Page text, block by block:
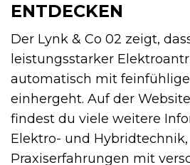
ENTDECKEN
Der Lynk & Co 02 zeigt,
leistungsstarker
automatisch mit
einhergeht. Auf der
findest du viele weitere
Elektro- und Hybridtechnik,
Praxiserfahrungen mit